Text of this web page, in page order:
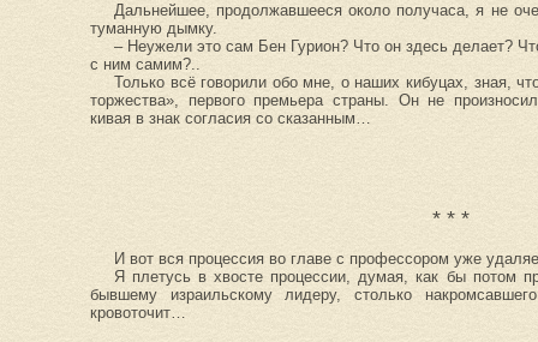
Дальнейшее, продолжавшееся около получаса, я не
туманную дымку.
– Неужели это сам Бен Гурион? Что он здесь делает?
с ним самим?..
Только всё говорили обо мне, о наших кибуцах, зная,
торжества», первого премьера страны. Он не
кивая в знак согласия со сказанным…
* * *
И вот вся процессия во главе с профессором уже
Я плетусь в хвосте процессии, думая, как бы потом
бывшему израильскому лидеру, столько
кровоточит…